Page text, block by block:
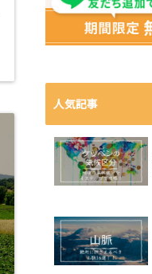
人気記事